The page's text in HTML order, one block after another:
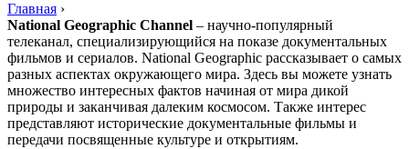
Главная ›
National Geographic Channel – научно-популярный
телеканал, специализирующийся на показе документальных
фильмов и сериалов. National Geographic рассказывает о самых
разных аспектах окружающего мира. Здесь вы можете узнать
множество интересных фактов начиная от мира дикой
природы и заканчивая далеким космосом. Также интерес
представляют исторические документальные фильмы и
передачи посвященные культуре и открытиям.